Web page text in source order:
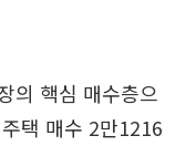
의 핵심 매수층으
택 매수 2만1216